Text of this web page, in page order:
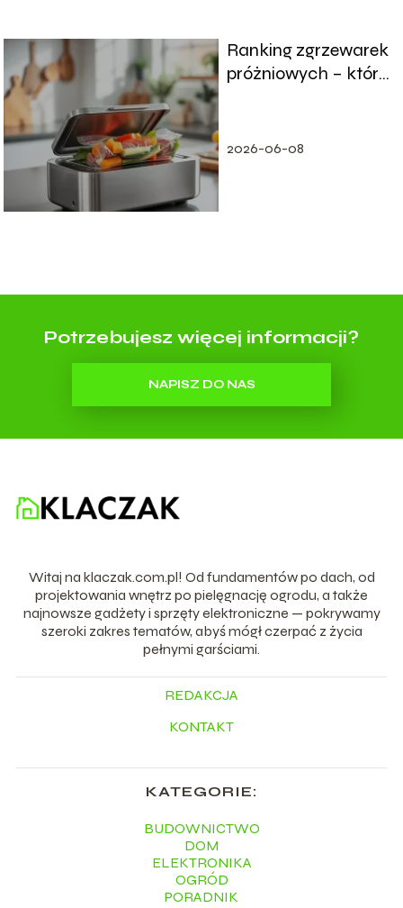
Ranking zgrzewarek
próżniowych – które
2026-06-08
Potrzebujesz więcej informacji?
NAPISZ DO NAS
Witaj na klaczak.com.pl! Od fundamentów po dach, od
projektowania wnętrz po pielęgnację ogrodu, a także
najnowsze gadżety i sprzęty elektroniczne — pokrywamy
szeroki zakres tematów, abyś mógł czerpać z życia
pełnymi garściami.
REDAKCJA
KONTAKT
KATEGORIE:
BUDOWNICTWO
DOM
ELEKTRONIKA
OGRÓD
PORADNIK